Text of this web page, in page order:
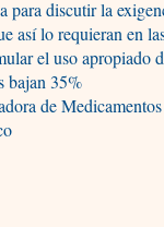
discutir la
así lo requieran en
el uso apropiado
bajan 35%
de